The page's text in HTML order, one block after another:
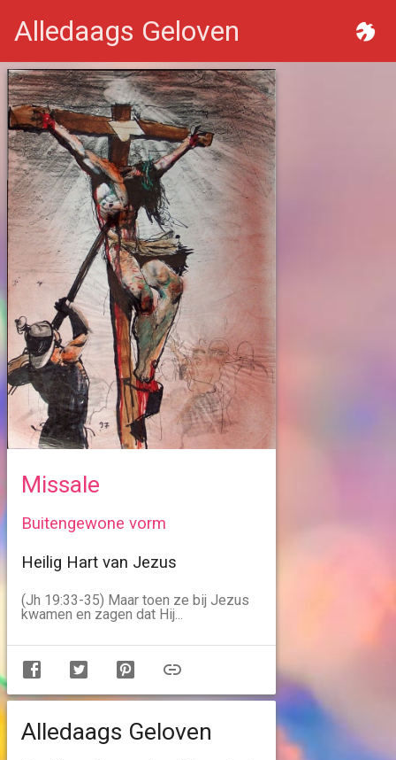
Alledaags Geloven
Missale
Buitengewone vorm
Heilig Hart van Jezus
(Jh 19:33-35) Maar toen ze bij Jezus
kwamen en zagen dat Hij...
Alledaags Geloven